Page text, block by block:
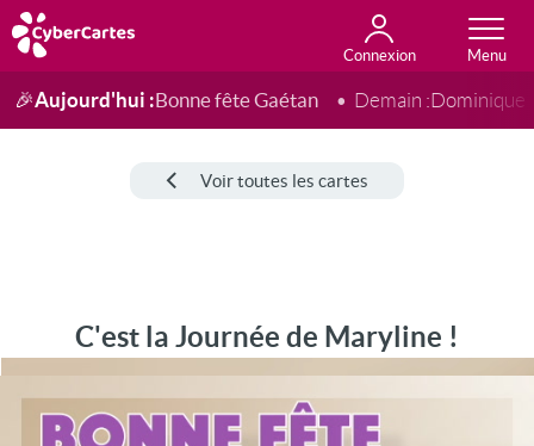
Connexion
Anniversaire
Fête du jour
Amour
Amitié
Merci
Toutes les cartes
🎉Aujourd'hui :Bonne fête Gaétan Demain :Dominique
Voir toutes les cartes
C'est la Journée de Maryline !